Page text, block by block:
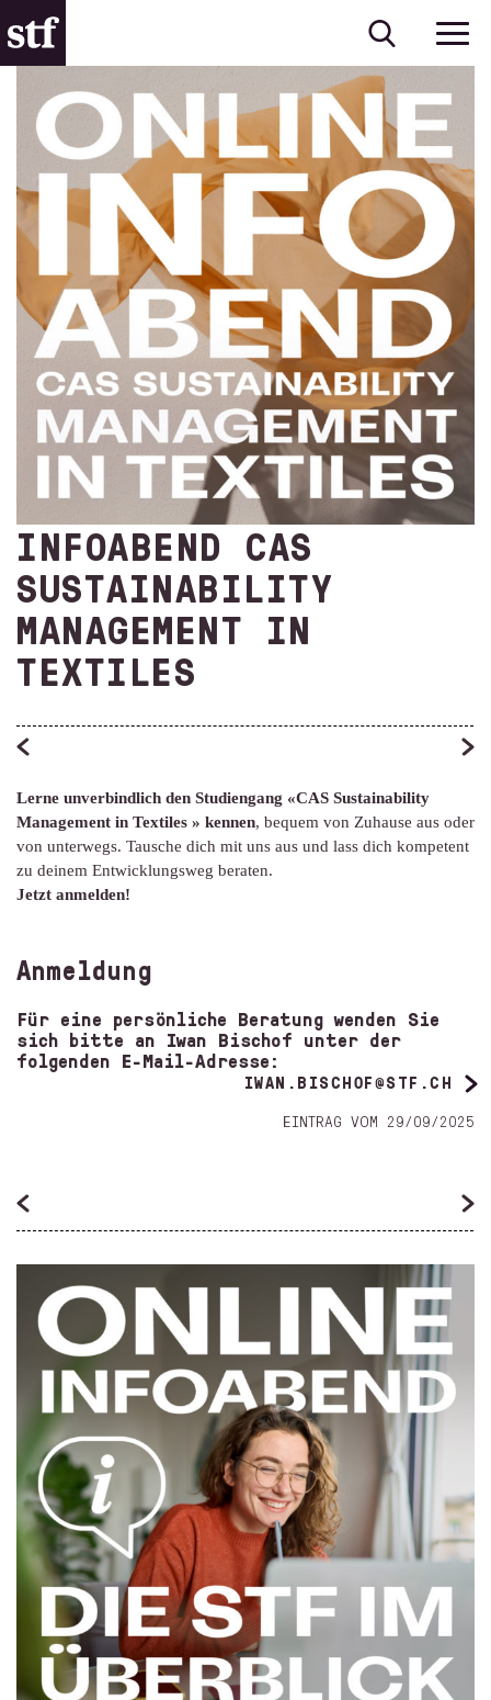
INFOABEND CAS
SUSTAINABILITY
MANAGEMENT IN
TEXTILES
EINTRAG VOM 29/09/2025
Lerne unverbindlich den Studiengang «CAS Sustainability
Management in Textiles » kennen, bequem von Zuhause aus oder
von unterwegs. Tausche dich mit uns aus und lass dich kompetent
zu deinem Entwicklungsweg beraten.
Jetzt anmelden!
Anmeldung
Für eine persönliche Beratung wenden Sie
sich bitte an Iwan Bischof unter der
folgenden E-Mail-Adresse:
IWAN.BISCHOF@STF.CH